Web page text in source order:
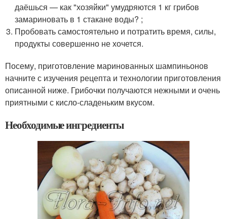
даёшься — как "хозяйки" умудряются 1 кг грибов
замариновать в 1 стакане воды? ;
Пробовать самостоятельно и потратить время, силы,
продукты совершенно не хочется.
Посему, приготовление маринованных шампиньонов
начните с изучения рецепта и технологии приготовления
описанной ниже. Грибочки получаются нежными и очень
приятными с кисло-сладеньким вкусом.
Необходимые ингредиенты